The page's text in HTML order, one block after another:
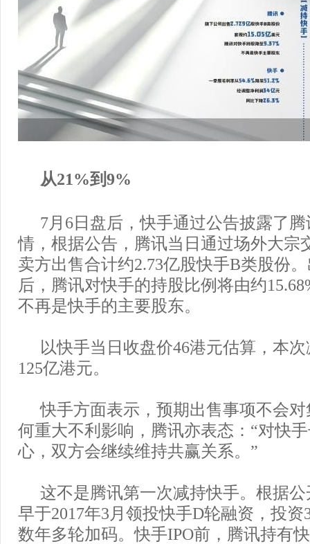
从21%到9%
7月6日盘后，快手通过公告披露了
情，根据公告，腾讯当日通过场外大宗
卖方出售合计约2.73亿股快手B类股份
后，腾讯对快手的持股比例将由约
不再是快手的主要股东。
以快手当日收盘价46港元估算，本
125亿港元。
快手方面表示，预期出售事项不会
何重大不利影响，腾讯亦表态：“对快
心，双方会继续维持共赢关系。”
这不是腾讯第一次减持快手。根据
早于2017年3月领投快手D轮融资，投资
数年多轮加码。快手IPO前，腾讯持有